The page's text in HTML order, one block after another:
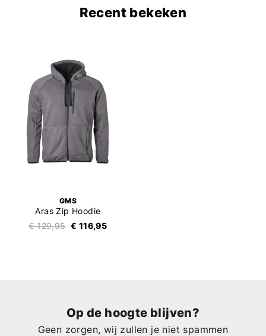
Recent bekeken
GMS
Aras Zip Hoodie
€ 129,95 € 116,95
Op de hoogte blijven?
Geen zorgen, wij zullen je niet spammen